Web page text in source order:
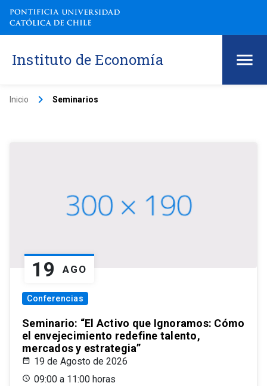
Instituto de Economía
Inicio keyboard_arrow_right Seminarios
19 AGO
Conferencias
Seminario: “El Activo que Ignoramos: Cómo
el envejecimiento redefine talento,
mercados y estrategia”
19 de Agosto de 2026
09:00 a 11:00 horas